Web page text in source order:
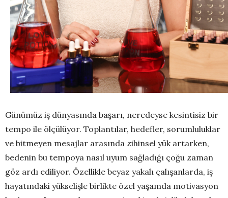
Günümüz iş dünyasında başarı, neredeyse kesintisiz bir
tempo ile ölçülüyor. Toplantılar, hedefler, sorumluluklar
ve bitmeyen mesajlar arasında zihinsel yük artarken,
bedenin bu tempoya nasıl uyum sağladığı çoğu zaman
göz ardı ediliyor. Özellikle beyaz yakalı çalışanlarda, iş
hayatındaki yükselişle birlikte özel yaşamda motivasyon